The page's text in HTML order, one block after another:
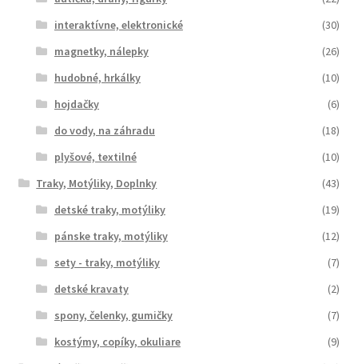
interaktívne, elektronické
(30)
magnetky, nálepky
(26)
hudobné, hrkálky
(10)
hojdačky
(6)
do vody, na záhradu
(18)
plyšové, textilné
(10)
Traky, Motýliky, Doplnky
(43)
detské traky, motýliky
(19)
pánske traky, motýliky
(12)
sety - traky, motýliky
(7)
detské kravaty
(2)
spony, čelenky, gumičky
(7)
kostýmy, copíky, okuliare
(9)